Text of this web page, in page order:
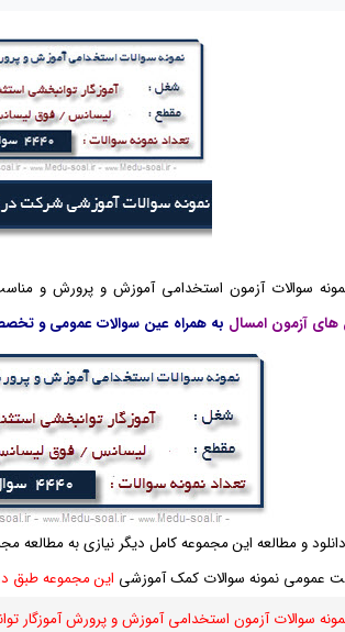
سوالات آزمون استخدامی آموزش و پرورش و
آزمون امسال به همراه عین سوالات عمومی و
و مطالعه این مجموعه کامل دیگر نیازی به
عمومی نمونه سوالات کمک آموزشی این مجموعه طبق
سوالات آزمون استخدامی آموزش و پرورش آموزگار